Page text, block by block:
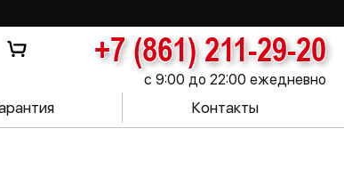
+7 (861) 211-29-20
с 9:00 до 22:00 ежедневно
Контакты